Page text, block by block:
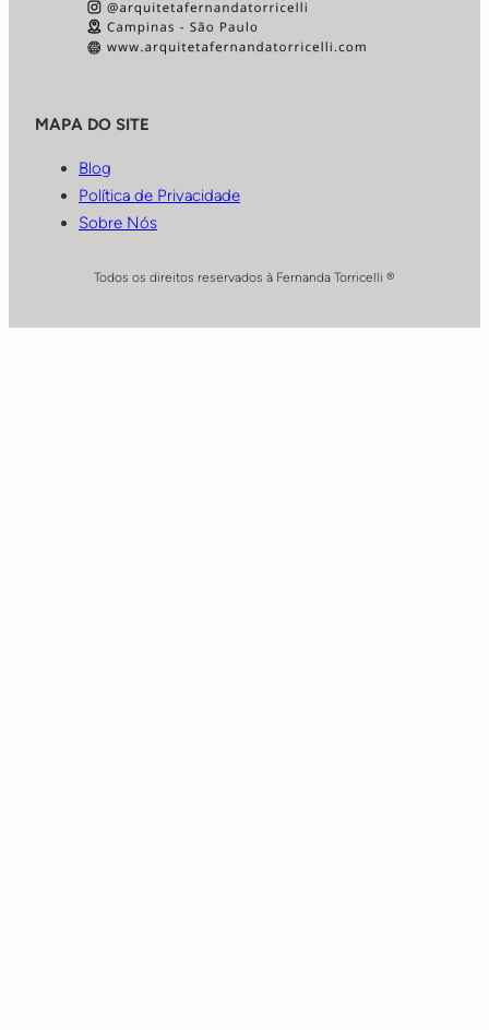
MAPA DO SITE
Blog
Política de Privacidade
Sobre Nós
Todos os direitos reservados à Fernanda Torricelli ®